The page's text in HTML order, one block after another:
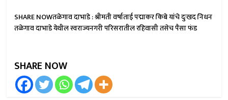
SHARE NOWतळेगाव दाभाडे : श्रीमती वर्षाताई पद्माकर किबे यांचे दुःखद निधन
तळेगाव दाभाडे येथील स्वराज्यनगरी परिसरातील रहिवासी तसेच पैसा फंड
SHARE NOW